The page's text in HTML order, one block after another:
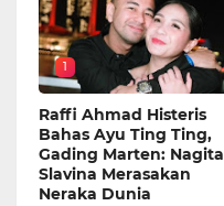
1
Raffi Ahmad Histeris
Bahas Ayu Ting Ting,
Gading Marten: Nagita
Slavina Merasakan
Neraka Dunia